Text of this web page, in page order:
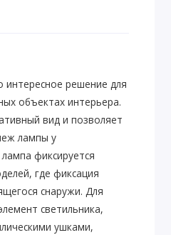
интересное решение для
объектах интерьера.
вид и позволяет
лампы у
фиксируется
где фиксация
снаружи. Для
светильника,
ушками,